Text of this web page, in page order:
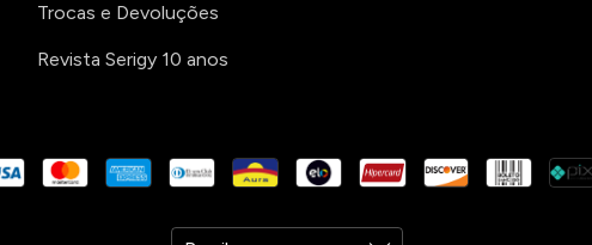
Trocas e Devoluções
Revista Serigy 10 anos